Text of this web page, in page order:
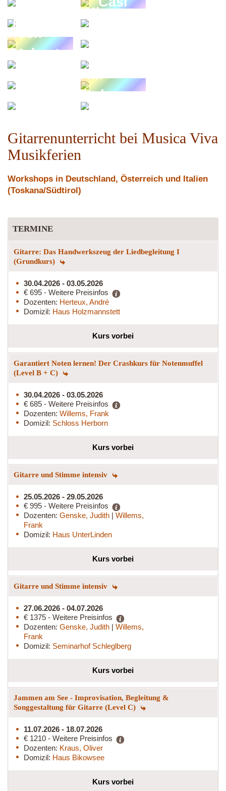
Matthias
Klaus
Rock
Orchester
Fischeln
Maureen
Tim
Stolzmann
Gitarrenunterricht bei Musica Viva
Musikferien
Workshops in Deutschland, Österreich und Italien
(Toskana/Südtirol)
TERMINE
Gitarre: Das Handwerkszeug der Liedbegleitung I
(Grundkurs)
30.04.2026 - 03.05.2026
€ 695 - Weitere Preisinfos
Dozenten: Herteux, André
Domizil: Haus Holzmannstett
Kurs vorbei
Garantiert Noten lernen! Der Crashkurs für Notenmuffel
(Level B + C)
30.04.2026 - 03.05.2026
€ 685 - Weitere Preisinfos
Dozenten: Willems, Frank
Domizil: Schloss Herborn
Kurs vorbei
Gitarre und Stimme intensiv
25.05.2026 - 29.05.2026
€ 995 - Weitere Preisinfos
Dozenten: Genske, Judith | Willems,
Frank
Domizil: Haus UnterLinden
Kurs vorbei
Gitarre und Stimme intensiv
27.06.2026 - 04.07.2026
€ 1375 - Weitere Preisinfos
Dozenten: Genske, Judith | Willems,
Frank
Domizil: Seminarhof Schleglberg
Kurs vorbei
Jammen am See - Improvisation, Begleitung &
Songgestaltung für Gitarre (Level C)
11.07.2026 - 18.07.2026
€ 1210 - Weitere Preisinfos
Dozenten: Kraus, Oliver
Domizil: Haus Bikowsee
Kurs vorbei